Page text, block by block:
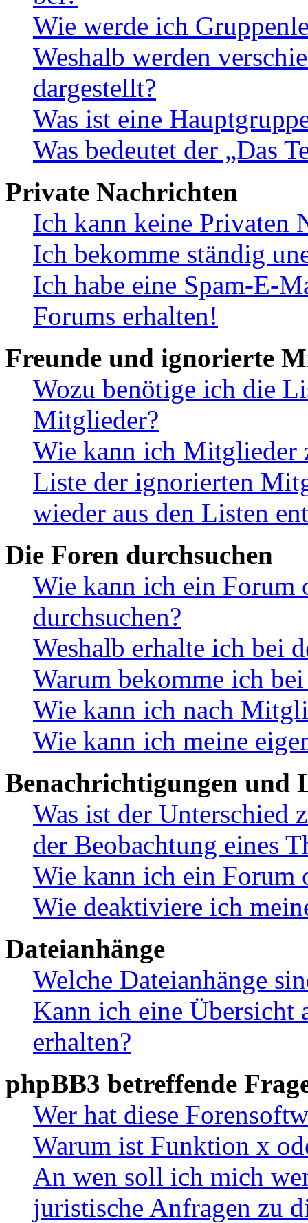
Wie werde ich
Weshalb werden
dargestellt?
Was ist eine
Was bedeutet der „Das
Private Nachrichten
Ich kann keine Privaten
Ich bekomme ständig
Ich habe eine Spam-E-
Forums erhalten!
Freunde und ignorierte
Wozu benötige ich die
Mitglieder?
Wie kann ich Mitglieder
Liste der ignorierten
wieder aus den Listen
Die Foren durchsuchen
Wie kann ich ein Forum
durchsuchen?
Weshalb erhalte ich bei
Warum bekomme ich
Wie kann ich nach
Wie kann ich meine
Benachrichtigungen und
Was ist der Unterschied
der Beobachtung eines
Wie kann ich ein Forum
Wie deaktiviere ich
Dateianhänge
Welche Dateianhänge
Kann ich eine Übersicht
erhalten?
phpBB3 betreffende
Wer hat diese
Warum ist Funktion x
An wen soll ich mich
juristische Anfragen zu